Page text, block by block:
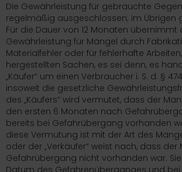
Die Gewährleistung für gebrauchte
regelmäßig ausgeschlossen; im Übrigen
Für die Dauer von 12 Monaten übernimmt
Gewährleistung für Mängel durch
Materialfehler oder für fehlerhafte
hergestellten Sachen, es sei denn, es
„Käufer“ um einen Verbraucher i. S. d. §
insoweit die gesetzliche
des „Käufers“ wird vermutet, dass der
den ersten 6 Monaten nach
bereits bei Gefahrübergang vorhanden
diese Vermutung ist mit der Art des
oder der „Verkäufer“ weist nach, dass der
Gefahrübergang nicht vorhanden war.